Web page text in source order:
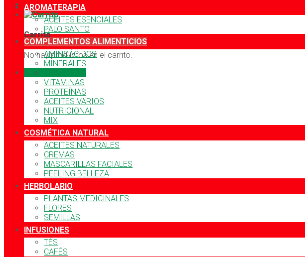
Carrito
No hay productos en el carrito.
Rastrea tu pedido
AROMATERAPIA
ACEITES ESENCIALES
PALO SANTO
COMPLEMENTOS ALIMENTICIOS
AMINOÁCIDOS
MINERALES
VITAMINAS
PROTEÍNAS
ACEITES VARIOS
NUTRICIONAL
MIX
COSMÉTICA NATURAL
ACEITES NATURALES
CREMAS
MASCARILLAS FACIALES
PEELING BELLEZA
HERBOLARIO
PLANTAS MEDICINALES
FLORES
SEMILLAS
INFUSIONES
TÉS
CAFÉS